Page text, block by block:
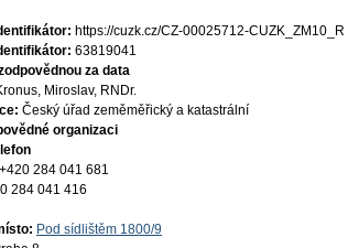
https://cuzk.cz/CZ-00025712-CUZK_ZM10_R
63819041
za data
Miroslav, RNDr.
Český úřad zeměměřický a katastrální
organizaci
+420 284 041 681
284 041 416
Pod sídlištěm 1800/9